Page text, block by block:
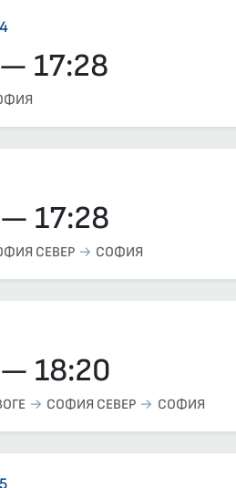
17:28
17:28
СЕВЕР СОФИЯ
18:20
СОФИЯ СЕВЕР СОФИЯ